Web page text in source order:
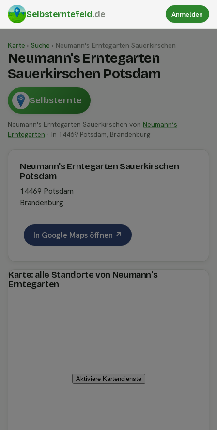
Selbsterntefeld.de Anmelden
Karte › Suche › Neumann's Erntegarten Sauerkirschen
Neumann's Erntegarten
Sauerkirschen Potsdam
Selbsternte
Neumann's Erntegarten Sauerkirschen von Neumann‘s
Erntegarten · In 14469 Potsdam, Brandenburg
Neumann's Erntegarten Sauerkirschen
Potsdam
14469 Potsdam
Brandenburg
In Google Maps öffnen ↗
Karte: alle Standorte von Neumann‘s
Erntegarten
Aktiviere Kartendienste